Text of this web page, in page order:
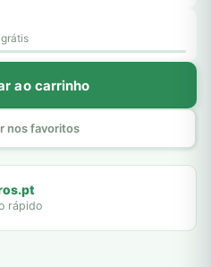
ao carrinho
nos favoritos
rápido